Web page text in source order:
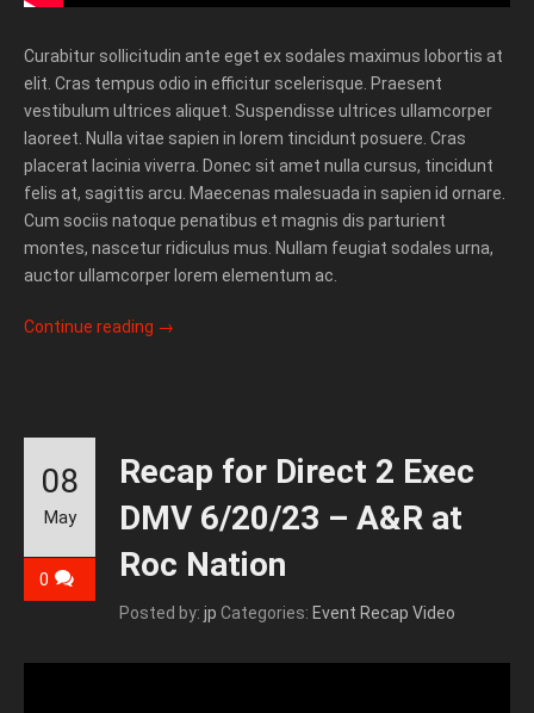
Curabitur sollicitudin ante eget ex sodales maximus lobortis at
elit. Cras tempus odio in efficitur scelerisque. Praesent
vestibulum ultrices aliquet. Suspendisse ultrices ullamcorper
laoreet. Nulla vitae sapien in lorem tincidunt posuere. Cras
placerat lacinia viverra. Donec sit amet nulla cursus, tincidunt
felis at, sagittis arcu. Maecenas malesuada in sapien id ornare.
Cum sociis natoque penatibus et magnis dis parturient
montes, nascetur ridiculus mus. Nullam feugiat sodales urna,
auctor ullamcorper lorem elementum ac.
Continue reading →
Recap for Direct 2 Exec
DMV 6/20/23 – A&R at
Roc Nation
Posted by: jp Categories: Event Recap Video
08
May
0